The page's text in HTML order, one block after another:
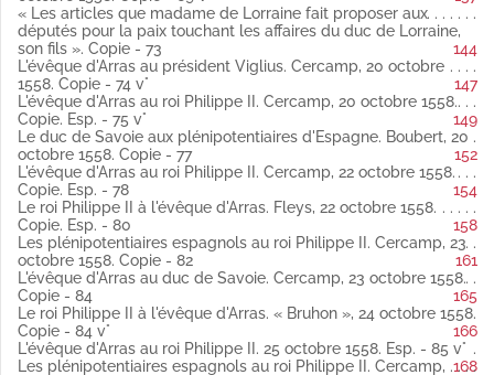
Copie.
Fol. 53 vo L'évêque d'Arras au duc de Savoie. Cercamp, 16
octobre 1558 latin
Copie (Publié par Weiss).
Fol. 55 L'évêque d'Arras à la duchesse de Lorraine. Cercamp, 16
octobre 1558 latin
Copie (Publié par Weiss).
Fol. 57 Le roi Philippe II à l'évêque d'Arras. Du camp, 17 octobre
1558 espagnol
Copie
(Publié par Weiss).
Fol. 58 vo Mme de Lorraine à l'évêque d'Arras. Arras, 17 octobre
1558 latin
Copie.
Ibid.« Propositions que fera madame la duchesse de Lorraine.
» (S. d.).
Fol. 59 vo Les plénipotentiaires espagnols au roi Philippe II.
Cercamp, 17 octobre 1558 latin
Copie (Publié par Weiss).
Fol. 61 vo « La suspension d'armes jusques à la fin du mois
d'octobre 1558. » Cercamp, 17 octobre 1558 latin
« Les articles que madame de Lorraine fait proposer aux
députés pour la paix touchant les affaires du duc de Lorraine,
son fils ». Copie - 73
144
L'évêque d'Arras au président Viglius. Cercamp, 20 octobre
1558. Copie - 74 v°
147
L'évêque d'Arras au roi Philippe II. Cercamp, 20 octobre 1558.
Copie. Esp. - 75 v°
149
Le duc de Savoie aux plénipotentiaires d'Espagne. Boubert, 20
octobre 1558. Copie - 77
152
L'évêque d'Arras au roi Philippe II. Cercamp, 22 octobre 1558.
Copie. Esp. - 78
154
Le roi Philippe II à l'évêque d'Arras. Fleys, 22 octobre 1558.
Copie. Esp. - 80
158
Les plénipotentiaires espagnols au roi Philippe II. Cercamp, 23
octobre 1558. Copie - 82
161
L'évêque d'Arras au duc de Savoie. Cercamp, 23 octobre 1558.
Copie - 84
165
Le roi Philippe II à l'évêque d'Arras. « Bruhon », 24 octobre 1558.
Copie - 84 v°
166
L'évêque d'Arras au roi Philippe II. 25 octobre 1558. Esp. - 85 v°
168
Les plénipotentiaires espagnols au roi Philippe II. Cercamp,